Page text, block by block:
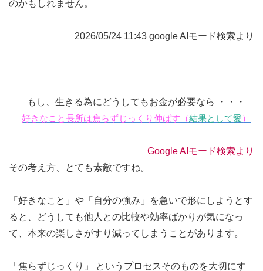
のかもしれません。
2026/05/24 11:43 google AIモード検索より
もし、生きる為にどうしてもお金が必要なら ・・・
好きなこと長所は焦らずじっくり伸ばす（結果として愛）
Google AIモード検索より
その考え方、とても素敵ですね。
「好きなこと」や「自分の強み」を急いで形にしようとす
ると、どうしても他人との比較や効率ばかりが気になっ
て、本来の楽しさがすり減ってしまうことがあります。
「焦らずじっくり」 というプロセスそのものを大切にす